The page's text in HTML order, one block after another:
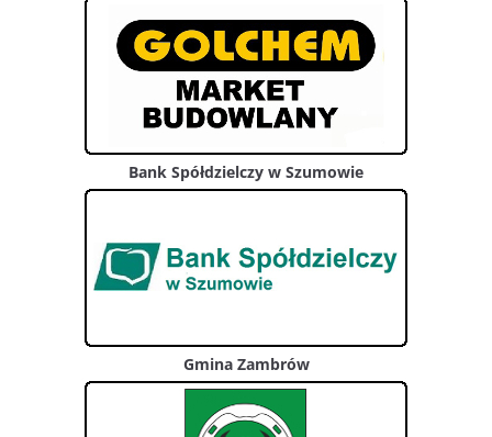
Bank Spółdzielczy w Szumowie
Gmina Zambrów